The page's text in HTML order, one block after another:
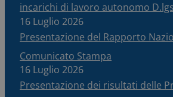
incarichi di lavoro autonomo
16 Luglio 2026
Presentazione del Rapporto
Comunicato Stampa
16 Luglio 2026
Presentazione dei risultati delle